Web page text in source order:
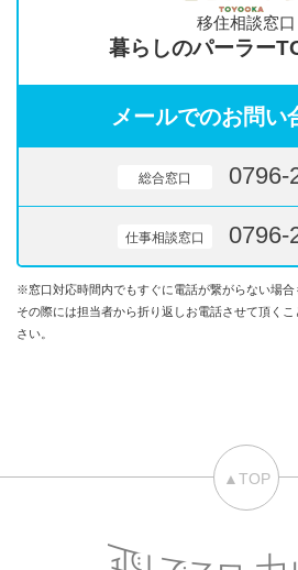
移住相談窓口
暮らしのパーラー
メールでのお問い
総合窓口 0796-
仕事相談窓口 0796-
※窓口対応時間内でもすぐに電話が繋がらない場合
その際には担当者から折り返しお電話させて頂く
さい。
▲TOP